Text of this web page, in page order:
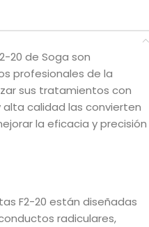
20 de Soga son
profesionales de la
sus tratamientos con
alta calidad las convierten
la eficacia y precisión
F2-20 están diseñadas
radiculares,